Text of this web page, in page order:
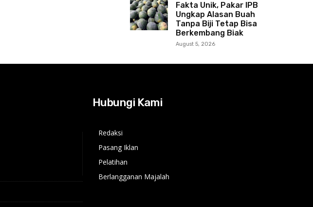
Fakta Unik, Pakar IPB
Ungkap Alasan Buah
Tanpa Biji Tetap Bisa
Berkembang Biak
August 5, 2026
Hubungi Kami
Redaksi
Pasang Iklan
Pelatihan
Berlangganan Majalah